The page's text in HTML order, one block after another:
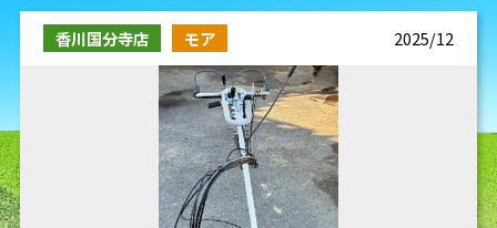
取り扱い商品
販売中の農機具
よく頂く質問
お問い合わせ
香川国分寺店 モア 2025/12